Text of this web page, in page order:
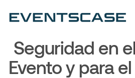
Seguridad en
Evento y para